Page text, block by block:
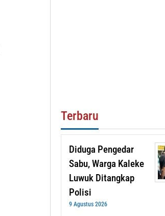
Terbaru
Diduga Pengedar
Sabu, Warga Kaleke
Luwuk Ditangkap
Polisi
9 Agustus 2026